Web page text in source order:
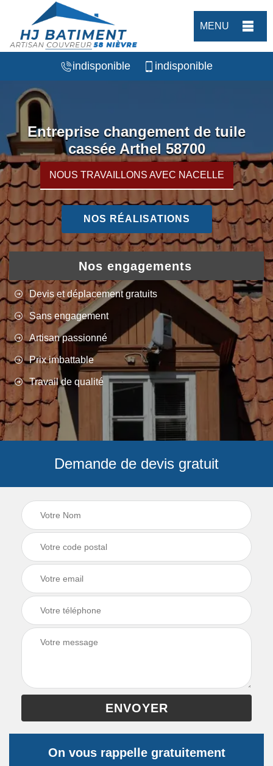
MENU
indisponible indisponible
Entreprise changement de tuile
cassée Arthel 58700
NOUS TRAVAILLONS AVEC NACELLE
NOS RÉALISATIONS
Nos engagements
Devis et déplacement gratuits
Sans engagement
Artisan passionné
Prix imbattable
Travail de qualité
Demande de devis gratuit
On vous rappelle gratuitement